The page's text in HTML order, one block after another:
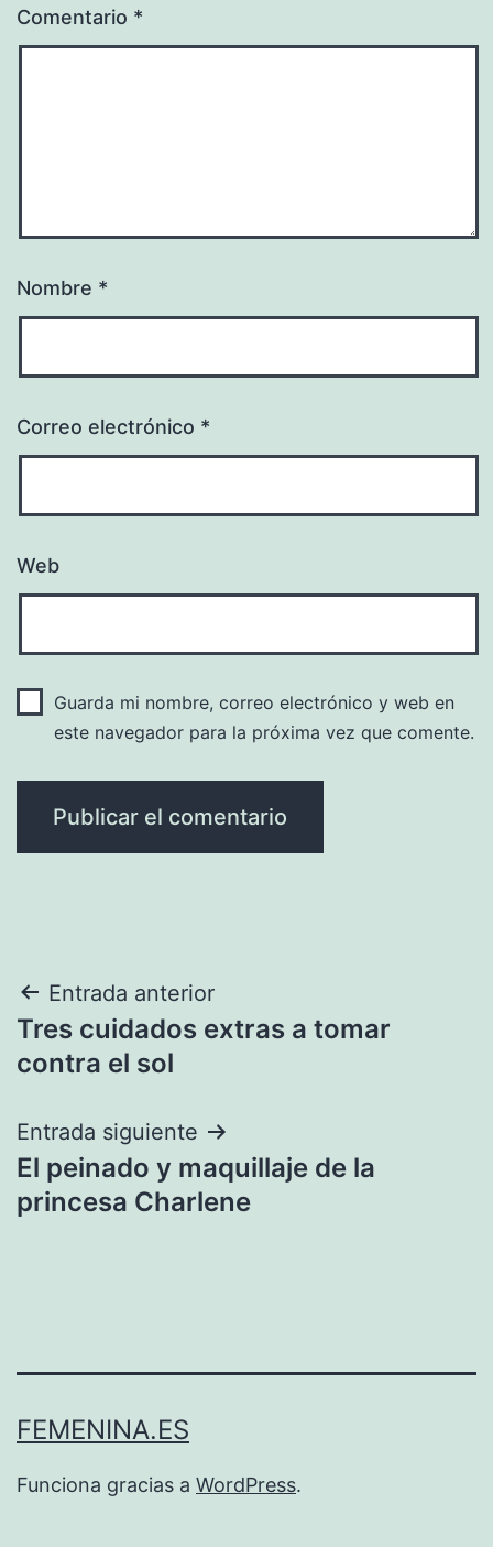
Comentario *
Nombre *
Correo electrónico *
Web
Guarda mi nombre, correo electrónico y web en
este navegador para la próxima vez que comente.
Navegación
de
Entrada anterior
Tres cuidados extras a tomar
contra el sol
Entrada siguiente
El peinado y maquillaje de la
princesa Charlene
FEMENINA.ES
Funciona gracias a WordPress.